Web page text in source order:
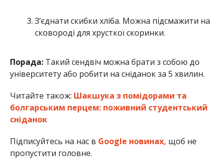
З’єднати скибки хліба. Можна підсмажити на
сковороді для хрусткої скоринки.
Порада:Такий сендвіч можна брати з собою до
університету або робити на сніданок за 5 хвилин.
Читайте також: Шакшука з помідорами та
болгарським перцем: поживний студентський
сніданок
Підписуйтесь на нас в Google новинах, щоб не
пропустити головне.